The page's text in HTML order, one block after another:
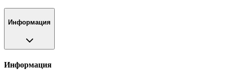
Информация
Информация